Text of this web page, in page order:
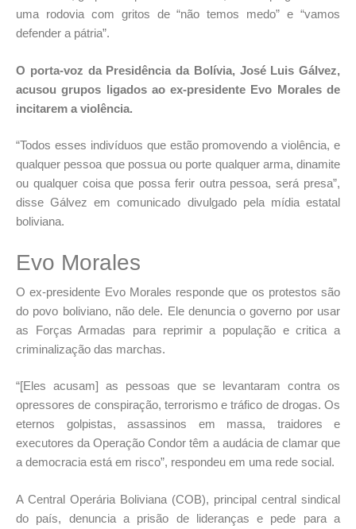
uma rodovia com gritos de “não temos medo” e “vamos
defender a pátria”.
O porta-voz da Presidência da Bolívia, José Luis Gálvez,
acusou grupos ligados ao ex-presidente Evo Morales de
incitarem a violência.
“Todos esses indivíduos que estão promovendo a violência, e
qualquer pessoa que possua ou porte qualquer arma, dinamite
ou qualquer coisa que possa ferir outra pessoa, será presa”,
disse Gálvez em comunicado divulgado pela mídia estatal
boliviana.
Evo Morales
O ex-presidente Evo Morales responde que os protestos são
do povo boliviano, não dele. Ele denuncia o governo por usar
as Forças Armadas para reprimir a população e critica a
criminalização das marchas.
“[Eles acusam] as pessoas que se levantaram contra os
opressores de conspiração, terrorismo e tráfico de drogas. Os
eternos golpistas, assassinos em massa, traidores e
executores da Operação Condor têm a audácia de clamar que
a democracia está em risco”, respondeu em uma rede social.
A Central Operária Boliviana (COB), principal central sindical
do país, denuncia a prisão de lideranças e pede para a